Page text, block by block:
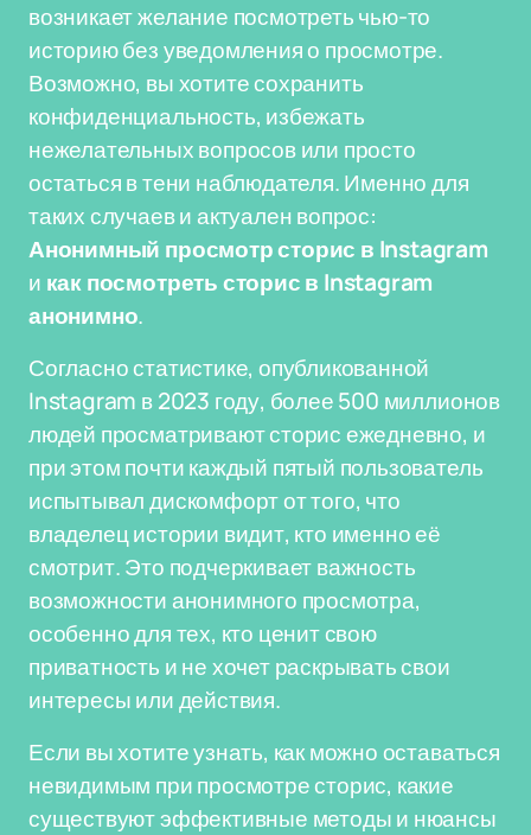
возникает желание посмотреть чью-то
историю без уведомления о просмотре.
Возможно, вы хотите сохранить
конфиденциальность, избежать
нежелательных вопросов или просто
остаться в тени наблюдателя. Именно для
таких случаев и актуален вопрос:
Анонимный просмотр сторис в Instagram
и как посмотреть сторис в Instagram
анонимно.
Согласно статистике, опубликованной
Instagram в 2023 году, более 500 миллионов
людей просматривают сторис ежедневно, и
при этом почти каждый пятый пользователь
испытывал дискомфорт от того, что
владелец истории видит, кто именно её
смотрит. Это подчеркивает важность
возможности анонимного просмотра,
особенно для тех, кто ценит свою
приватность и не хочет раскрывать свои
интересы или действия.
Если вы хотите узнать, как можно оставаться
невидимым при просмотре сторис, какие
существуют эффективные методы и нюансы